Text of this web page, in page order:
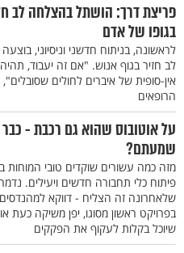
פריצת דרך: הושתל בהצלחה לב
בגופו של אדם
לראשונה, בניתוח חדשני וניסיוני,
לב חזיר בגוף אנוש. "אם זה יעבוד,
אין-סופית של איברים לחולים שסובלים",
הרופאים
על אוטובוס שהוא גם רכבת - כבר
שמעתם?
מזה כמה עשורים שוקדים טובי המוחות
פיתוח כלי תחבורה חדשים ויעילים.
שלאחרונה זה הצליח - דווקא למהנדסים
בפרויקט ראשון מסוגו, יפן משיקה כעת
שיוכל בקלות לעקוף את הפקקים